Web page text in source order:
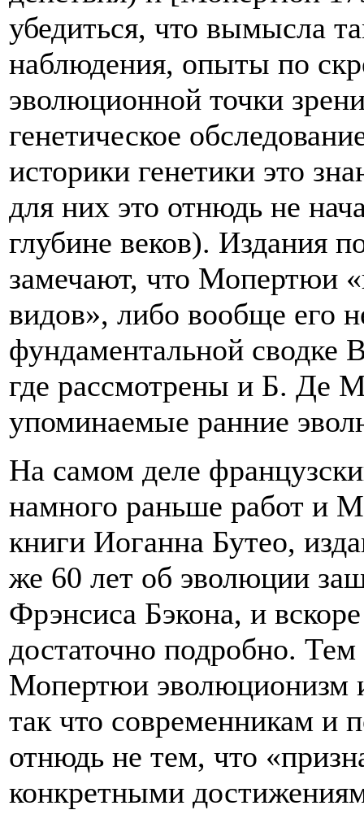
убедиться, что вымысла
наблюдения, опыты по
эволюционной точки
генетическое
историки генетики это
для них это отнюдь не
глубине веков). Издания
замечают, что Мопертюи
видов», либо вообще его
фундаментальной
где рассмотрены и Б. Де
упоминаемые ранние
На самом деле
намного раньше работ и
книги Иоганна Бутео,
же 60 лет об эволюции
Фрэнсиса Бэкона, и
достаточно подробно.
Мопертюи эволюционизм
так что современникам и
отнюдь не тем, что
конкретными